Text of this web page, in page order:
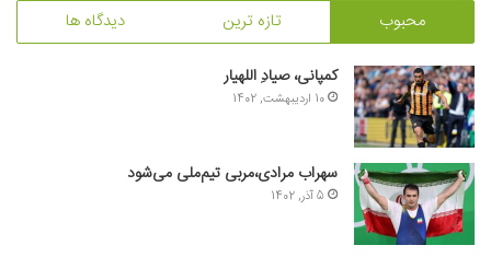
محبوب تازه ترین دیدگاه ها
کمپانی، صیادِ اللهیار
10 اردیبهشت, 1402
سهراب مرادی،مربی تیم‌ملی می‌شود
5 آذر, 1402